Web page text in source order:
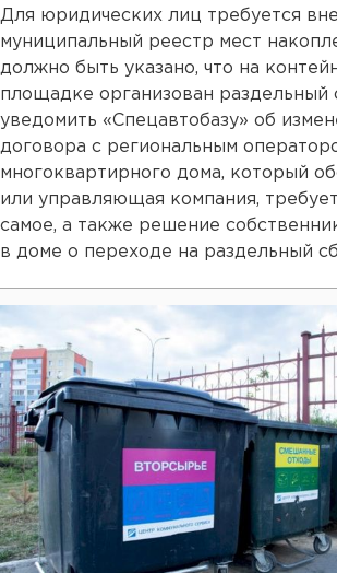
Для юридических лиц требуется
муниципальный реестр мест
должно быть указано, что на
площадке организован раздельный
уведомить «Спецавтобазу» об
договора с региональным
многоквартирного дома, который
или управляющая компания,
самое, а также решение
в доме о переходе на раздельный